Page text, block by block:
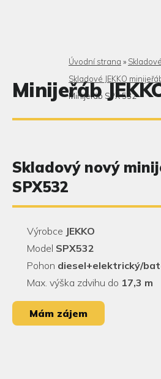
Úvodní strana »
Skladové JEKKO
Minijeřáb SPX 532
Minijeřáb
Skladový nový
SPX532
Výrobce JEKKO
Model SPX532
Pohon diesel+elektrický/
Max. výška zdvihu do 17,3 m
Mám zájem